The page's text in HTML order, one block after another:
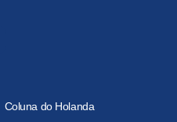
Coluna do Holanda